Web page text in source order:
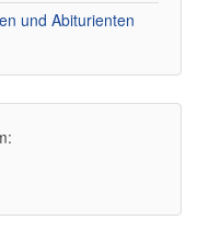
und Abiturienten